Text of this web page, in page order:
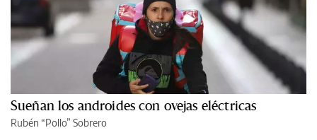
Sueñan los androides con ovejas eléctricas
Rubén “Pollo” Sobrero